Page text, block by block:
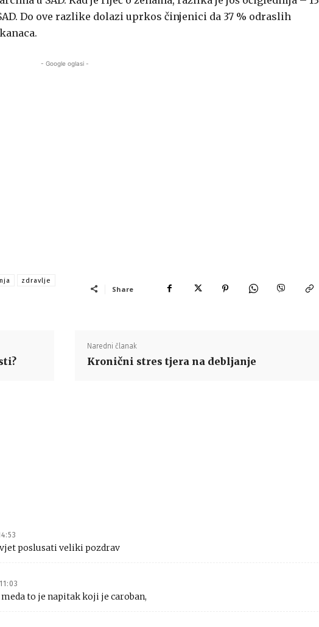
Do ove razlike dolazi uprkos činjenici da 37 % odraslih
- Google oglasi -
zdravlje
Share
Naredni članak
Kronični stres tjera na debljanje
poslusati veliki pozdrav
to je napitak koji je caroban,